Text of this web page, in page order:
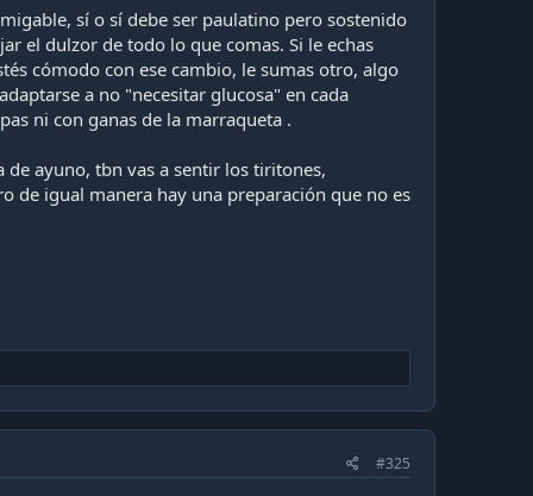
sí o sí debe ser paulatino pero sostenido
el dulzor de todo lo que comas. Si le echas
cómodo con ese cambio, le sumas otro, algo
a no "necesitar glucosa" en cada
ni con ganas de la marraqueta .
de ayuno, tbn vas a sentir los tiritones,
de igual manera hay una preparación que no es
#325